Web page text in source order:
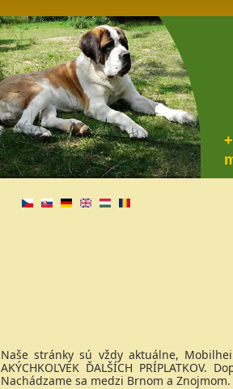
Naše stránky sú vždy aktuálne,
AKÝCHKOĽVEK ĎALŠÍCH
Nachádzame sa medzi Brnom a Znojmom.